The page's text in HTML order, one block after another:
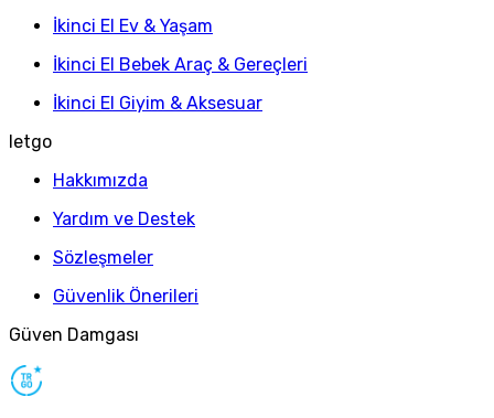
İkinci El Ev & Yaşam
İkinci El Bebek Araç & Gereçleri
İkinci El Giyim & Aksesuar
letgo
Hakkımızda
Yardım ve Destek
Sözleşmeler
Güvenlik Önerileri
Güven Damgası